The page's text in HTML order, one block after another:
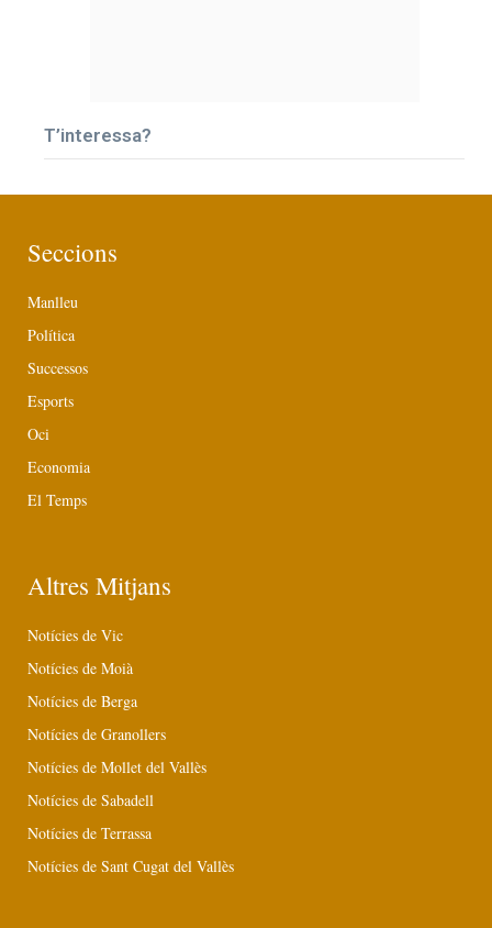
T’interessa?
Seccions
Manlleu
Política
Successos
Esports
Oci
Economia
El Temps
Altres Mitjans
Notícies de Vic
Notícies de Moià
Notícies de Berga
Notícies de Granollers
Notícies de Mollet del Vallès
Notícies de Sabadell
Notícies de Terrassa
Notícies de Sant Cugat del Vallès